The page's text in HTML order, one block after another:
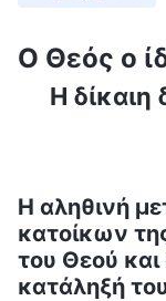
Ο Θεός ο
Η δίκαιη
Η αληθινή
κατοίκων
του Θεού και
κατάληξή